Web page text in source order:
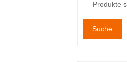
Suche